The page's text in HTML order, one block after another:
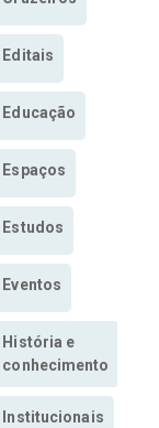
Editais
Educação
Espaços
Estudos
Eventos
História e
conhecimento
Institucionais